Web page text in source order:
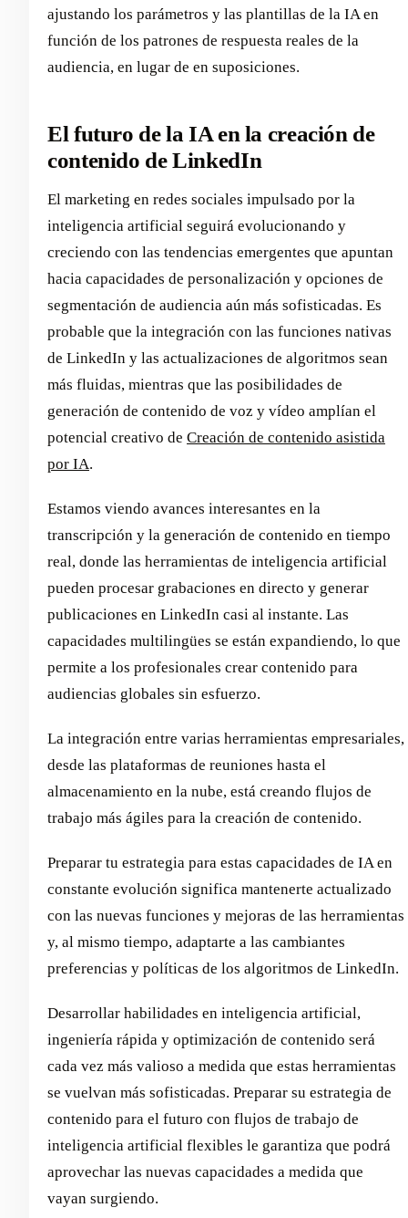
ajustando los parámetros y las plantillas de la IA en
función de los patrones de respuesta reales de la
audiencia, en lugar de en suposiciones.
El futuro de la IA en la creación de
contenido de LinkedIn
El marketing en redes sociales impulsado por la
inteligencia artificial seguirá evolucionando y
creciendo con las tendencias emergentes que apuntan
hacia capacidades de personalización y opciones de
segmentación de audiencia aún más sofisticadas. Es
probable que la integración con las funciones nativas
de LinkedIn y las actualizaciones de algoritmos sean
más fluidas, mientras que las posibilidades de
generación de contenido de voz y vídeo amplían el
potencial creativo de Creación de contenido asistida
por IA.
Estamos viendo avances interesantes en la
transcripción y la generación de contenido en tiempo
real, donde las herramientas de inteligencia artificial
pueden procesar grabaciones en directo y generar
publicaciones en LinkedIn casi al instante. Las
capacidades multilingües se están expandiendo, lo que
permite a los profesionales crear contenido para
audiencias globales sin esfuerzo.
La integración entre varias herramientas empresariales,
desde las plataformas de reuniones hasta el
almacenamiento en la nube, está creando flujos de
trabajo más ágiles para la creación de contenido.
Preparar tu estrategia para estas capacidades de IA en
constante evolución significa mantenerte actualizado
con las nuevas funciones y mejoras de las herramientas
y, al mismo tiempo, adaptarte a las cambiantes
preferencias y políticas de los algoritmos de LinkedIn.
Desarrollar habilidades en inteligencia artificial,
ingeniería rápida y optimización de contenido será
cada vez más valioso a medida que estas herramientas
se vuelvan más sofisticadas. Preparar su estrategia de
contenido para el futuro con flujos de trabajo de
inteligencia artificial flexibles le garantiza que podrá
aprovechar las nuevas capacidades a medida que
vayan surgiendo.